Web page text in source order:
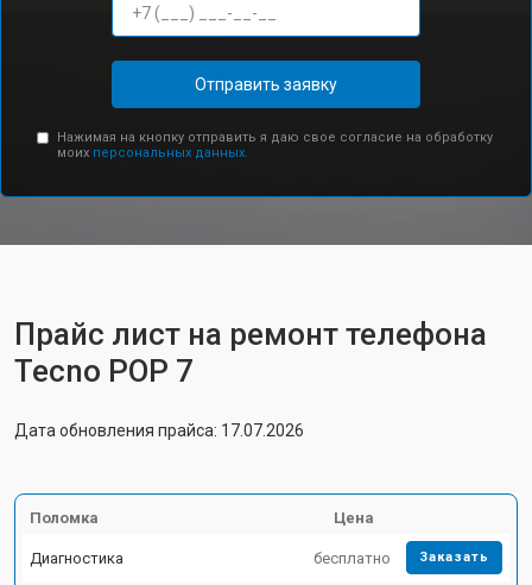
Отправить заявку
Нажимая на кнопку отправить я даю свое согласие на обработку
моих персональных данных.
Прайс лист на ремонт телефона
Tecno POP 7
Дата обновления прайса: 17.07.2026
Поломка Цена
Диагностика бесплатно Заказать